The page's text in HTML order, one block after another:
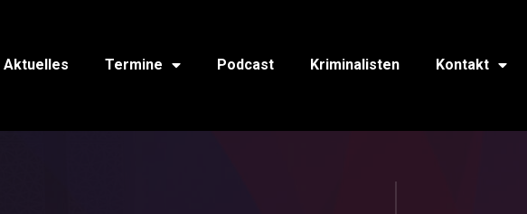
Aktuelles Termine Podcast Kriminalisten Kontakt